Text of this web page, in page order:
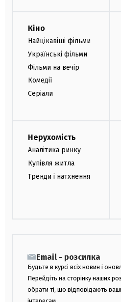
Кіно
Найцікавіші фільми
Українські фільми
Фільми на вечір
Комедії
Серіали
Нерухомість
Аналітика ринку
Купівля житла
Тренди і натхнення
Email - розсилка
Будьте в курсі всіх новин і
Перейдіть на сторінку наших
обрати ті, що відповідають